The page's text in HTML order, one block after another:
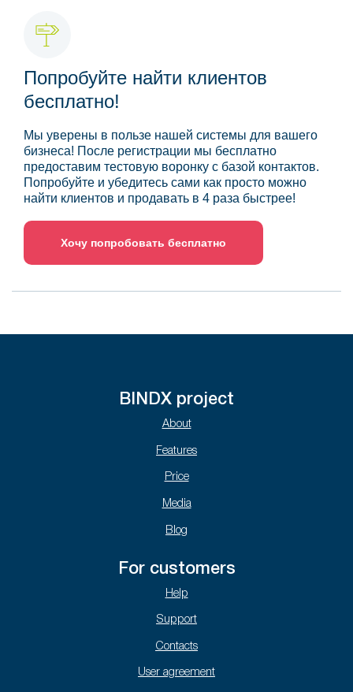
Попробуйте найти клиентов
бесплатно!
Мы уверены в пользе нашей системы для вашего
бизнеса! После регистрации мы бесплатно
предоставим тестовую воронку с базой контактов.
Попробуйте и убедитесь сами как просто можно
найти клиентов и продавать в 4 раза быстрее!
Хочу попробовать бесплатно
BINDX project
About
Features
Price
Media
Blog
For customers
Help
Support
Contacts
User agreement